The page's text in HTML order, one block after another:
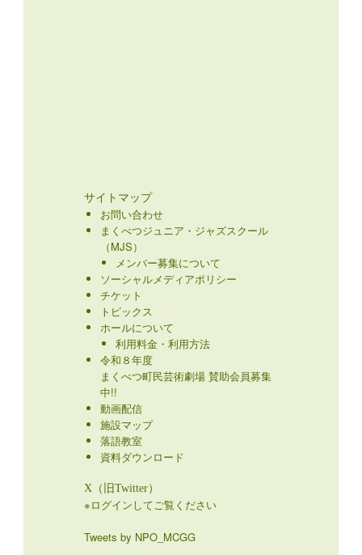
サイトマップ
お問い合わせ
まくべつジュニア・ジャズスクール
（MJS）
メンバー募集について
ソーシャルメディアポリシー
チケット
トピックス
ホールについて
利用料金・利用方法
令和８年度
まくべつ町民芸術劇場 賛助会員募集
中!!
動画配信
施設マップ
落語教室
資料ダウンロード
X（旧Twitter）
※ログインしてご覧ください
Tweets by NPO_MCGG